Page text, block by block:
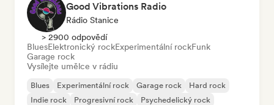
Good Vibrations Radio
Rádio Stanice
> 2900 odpovědí
BluesElektronický rockExperimentální rockFunk
Garage rock
Vysílejte umělce v rádiu
Blues Experimentální rock Garage rock
Hard rock
Indie rock
Progresivní rock
Psychedelický rock